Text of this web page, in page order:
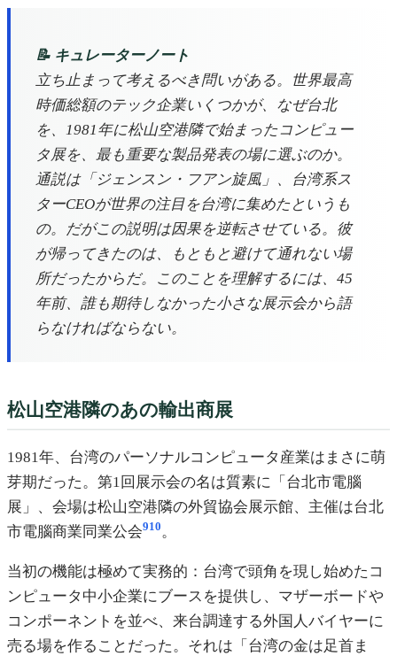
📝 キュレーターノート
立ち止まって考えるべき問いがある。世界最高
時価総額のテック企業いくつかが、なぜ台北
を、1981年に松山空港隣で始まったコンピュー
タ展を、最も重要な製品発表の場に選ぶのか。
通説は「ジェンスン・フアン旋風」、台湾系ス
ターCEOが世界の注目を台湾に集めたというも
の。だがこの説明は因果を逆転させている。彼
が帰ってきたのは、もともと避けて通れない場
所だったからだ。このことを理解するには、45
年前、誰も期待しなかった小さな展示会から語
らなければならない。
松山空港隣のあの輸出商展
1981年、台湾のパーソナルコンピュータ産業はまさに萌
芽期だった。第1回展示会の名は質素に「台北市電腦
展」、会場は松山空港隣の外貿協会展示館、主催は台北
市電腦商業同業公会910 。
当初の機能は極めて実務的：台湾で頭角を現し始めたコ
ンピュータ中小企業にブースを提供し、マザーボードや
コンポーネントを並べ、来台調達する外国人バイヤーに
売る場を作ることだった。それは「台湾の金は足首ま